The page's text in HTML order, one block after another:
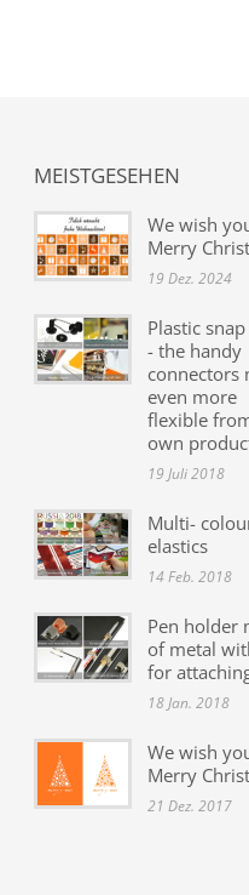
MEISTGESEHEN
We wish
Merry
19 Dez. 2024
Plastic
- the handy
connectors
even more
flexible
own
19 Juli 2018
Multi-
elastics
14 Feb. 2018
Pen holder
of metal
for
18 Jan. 2018
We wish
Merry
21 Dez. 2017